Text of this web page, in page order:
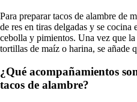
Para preparar tacos de alambre de
de res en tiras delgadas y se cocina
cebolla y pimientos. Una vez que la
tortillas de maíz o harina, se añade
¿Qué acompañamientos
tacos de alambre?